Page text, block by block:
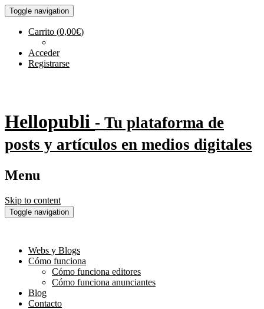
Toggle navigation
Carrito (0,00€)
Acceder
Registrarse
Hellopubli - Tu plataforma de
posts y artículos en medios digitales
Menu
Skip to content
Toggle navigation
Webs y Blogs
Cómo funciona
Cómo funciona editores
Cómo funciona anunciantes
Blog
Contacto